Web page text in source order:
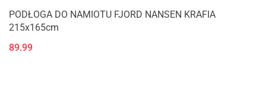
PODŁOGA DO NAMIOTU FJORD NANSEN KRAFIA
215x165cm
89.99